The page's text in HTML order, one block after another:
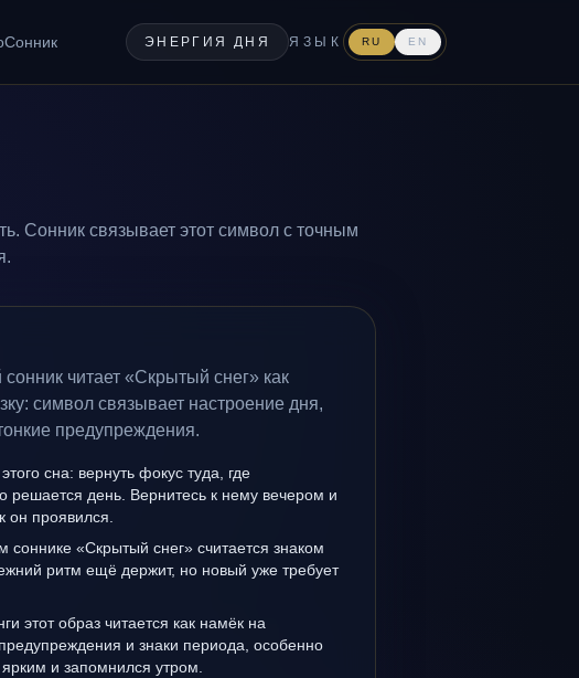
Сонник ЭНЕРГИЯ ДНЯ ЯЗЫК RU EN
Сонник связывает этот символ с точным
сонник читает «Скрытый снег» как
символ связывает настроение дня,
предупреждения.
сна: вернуть фокус туда, где
решается день. Вернитесь к нему вечером и
он проявился.
соннике «Скрытый снег» считается знаком
ритм ещё держит, но новый уже требует
этот образ читается как намёк на
и знаки периода, особенно
и запомнился утром.